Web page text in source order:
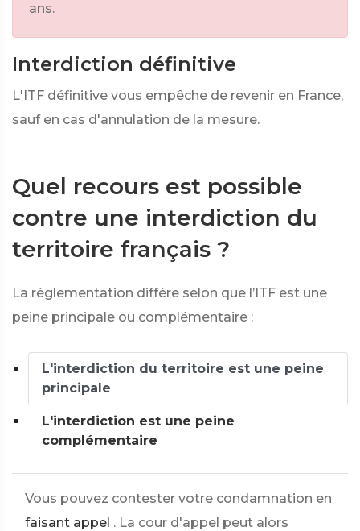
ans.
Interdiction définitive
L'ITF définitive vous empêche de revenir en France,
sauf en cas d'annulation de la mesure.
Quel recours est possible
contre une interdiction du
territoire français ?
La réglementation diffère selon que l’ITF est une
peine principale ou complémentaire :
L'interdiction du territoire est une peine
principale
L'interdiction est une peine
complémentaire
Vous pouvez contester votre condamnation en
faisant appel . La cour d'appel peut alors